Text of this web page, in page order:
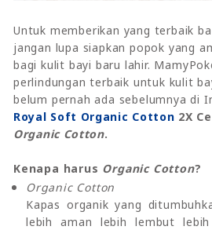
Untuk memberikan yang terbaik
jangan lupa siapkan popok yang
bagi kulit bayi baru lahir.
perlindungan terbaik untuk kulit
belum pernah ada sebelumnya di
Royal Soft Organic Cotton 2X
Organic Cotton.
Kenapa harus Organic Cotton?
Organic Cotton
Kapas organik yang
lebih aman lebih lembut